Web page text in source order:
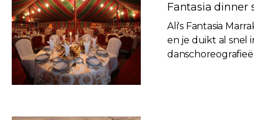
Fantasia dinner
Ali's Fantasia
en je duikt al snel